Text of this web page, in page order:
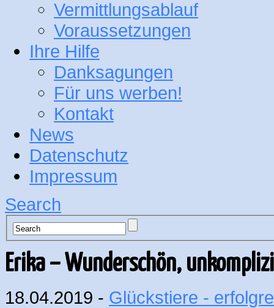
Vermittlungsablauf
Voraussetzungen
Ihre Hilfe
Danksagungen
Für uns werben!
Kontakt
News
Datenschutz
Impressum
Search
Erika – Wunderschön,
18.04.2019 - Glückstiere -